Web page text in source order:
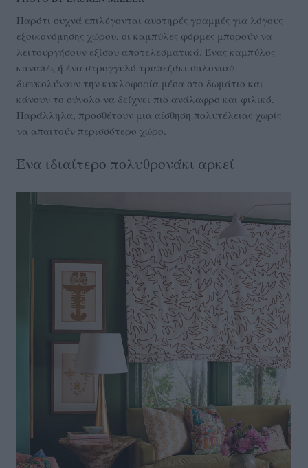
Παρότι συχνά επιλέγονται αυστηρές γραμμές για λόγους
εξοικονόμησης χώρου, οι καμπύλες φόρμες μπορούν να
λειτουργήσουν εξίσου αποτελεσματικά. Ένας καμπύλος
καναπές ή ένα στρογγυλό τραπεζάκι σαλονιού
διευκολύνουν την κυκλοφορία μέσα στο δωμάτιο και
κάνουν το σύνολο να δείχνει πιο ανάλαφρο και φιλικό.
Παράλληλα, προσθέτουν μια αίσθηση πολυτέλειας χωρίς
να απαιτούν περισσότερο χώρο.
Ένα ιδιαίτερο πολυθρονάκι αρκεί